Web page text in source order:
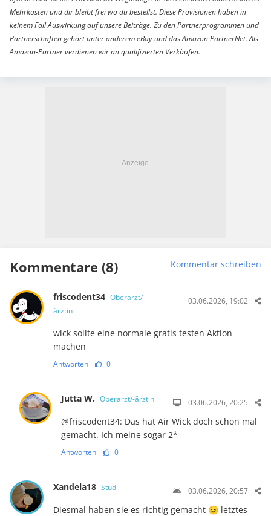
Mehrkosten und dir bleibt frei wo du bestellst. Diese Provisionen haben in
keinem Fall Auswirkung auf unsere Beiträge. Zu den Partnerprogrammen und
Partnerschaften gehört unter anderem eBay und das Amazon PartnerNet. Als
Amazon-Partner verdienen wir an qualifizierten Verkäufen.
Kommentare (8) Kommentar schreiben
friscodent34 Oberarzt/-
ärztin
03.06.2026, 19:02
wick sollte eine normale gratis testen Aktion
machen
Antworten 0
Jutta W. Oberarzt/-ärztin 03.06.2026, 20:25
@friscodent34: Das hat Air Wick doch schon mal
gemacht. Ich meine sogar 2*
Antworten 0
Xandela18 Studi 03.06.2026, 20:57
Diesmal haben sie es richtig gemacht 😉 letztes